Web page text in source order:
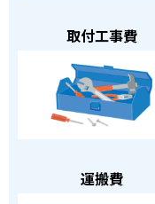
取付工事費
運搬費